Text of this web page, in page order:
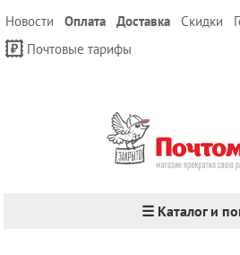
Новости Оплата Доставка Скидки
Почтовые тарифы
☰ Каталог и